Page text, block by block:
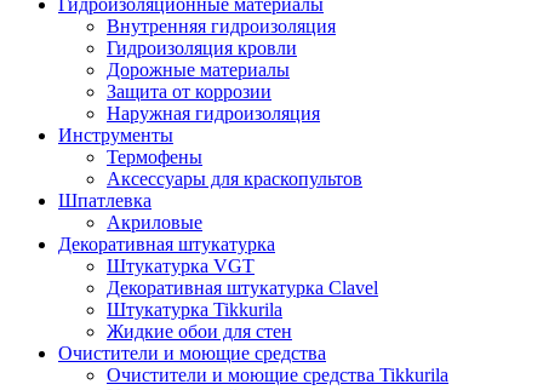
Внутренняя гидроизоляция
Гидроизоляция кровли
Дорожные материалы
Защита от коррозии
Наружная гидроизоляция
Инструменты
Термофены
Аксессуары для краскопультов
Шпатлевка
Акриловые
Декоративная штукатурка
Штукатурка VGT
Декоративная штукатурка Clavel
Штукатурка Tikkurila
Жидкие обои для стен
Очистители и моющие средства
Очистители и моющие средства Tikkurila